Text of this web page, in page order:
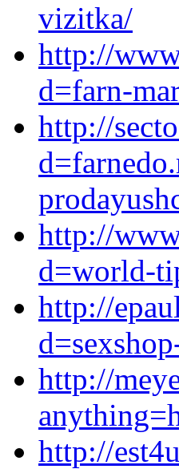
vizitka/
http://
d=farn-
http://
http://
d=world-
http://
http://
http://